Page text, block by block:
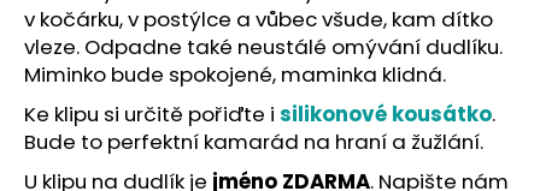
v kočárku, v postýlce a vůbec všude, kam dítko
vleze. Odpadne také neustálé omývání dudlíku.
Miminko bude spokojené, maminka klidná.
Ke klipu si určitě pořiďte i silikonové kousátko.
Bude to perfektní kamarád na hraní a žužlání.
U klipu na dudlík je jméno ZDARMA. Napište nám
o
p
o
r
u
č
u